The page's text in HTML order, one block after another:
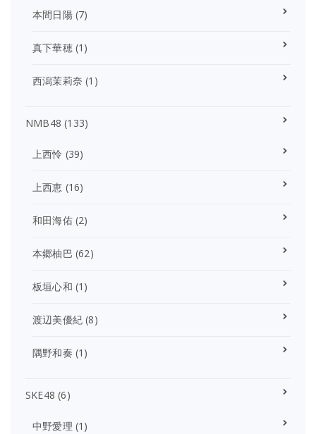
本間日陽(7)
真下華穂(1)
西潟茉莉奈 (1)
NMB48 (133)
上西怜 (39)
上西恵 (16)
和田海佑(2)
本郷柚巴 (62)
板垣心和 (1)
渡辺美優紀 (8)
隅野和奏 (1)
SKE48 (6)
中野愛理 (1)